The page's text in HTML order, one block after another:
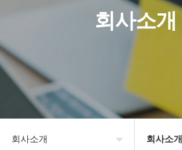
회사소개
회사소개 회사소개